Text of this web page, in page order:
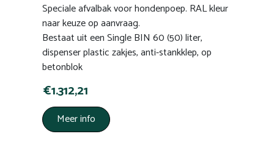
Speciale afvalbak voor hondenpoep. RAL kleur
naar keuze op aanvraag.
Bestaat uit een Single BIN 60 (50) liter,
dispenser plastic zakjes, anti-stankklep, op
betonblok
€1.312,21
Meer info